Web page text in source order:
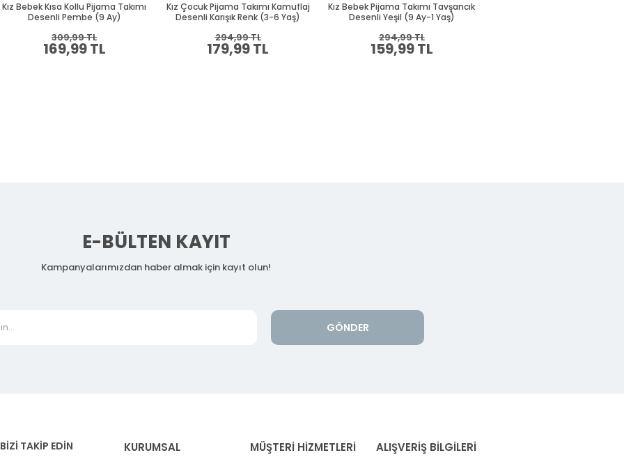
Kız Bebek Kısa Kollu Pijama Takımı
Desenli Pembe (9 Ay)
169,99 TL
309,99 TL
Kız Çocuk Pijama Takımı Kamuflaj
Desenli Karışık Renk (3-6 Yaş)
179,99 TL
294,99 TL
Kız Bebek Pijama Takımı Tavşancık
Desenli Yeşil (9 Ay-1 Yaş)
159,99 TL
294,99 TL
E-BÜLTEN KAYIT
Kampanyalarımızdan haber almak için kayıt olun!
GÖNDER
BİZİ TAKİP EDİN KURUMSAL MÜŞTERİ HİZMETLERİ ALIŞVERİŞ BİLGİLERİ